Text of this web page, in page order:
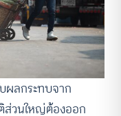
ผลกระทบจาก
ส่วนใหญ่ต้องออก